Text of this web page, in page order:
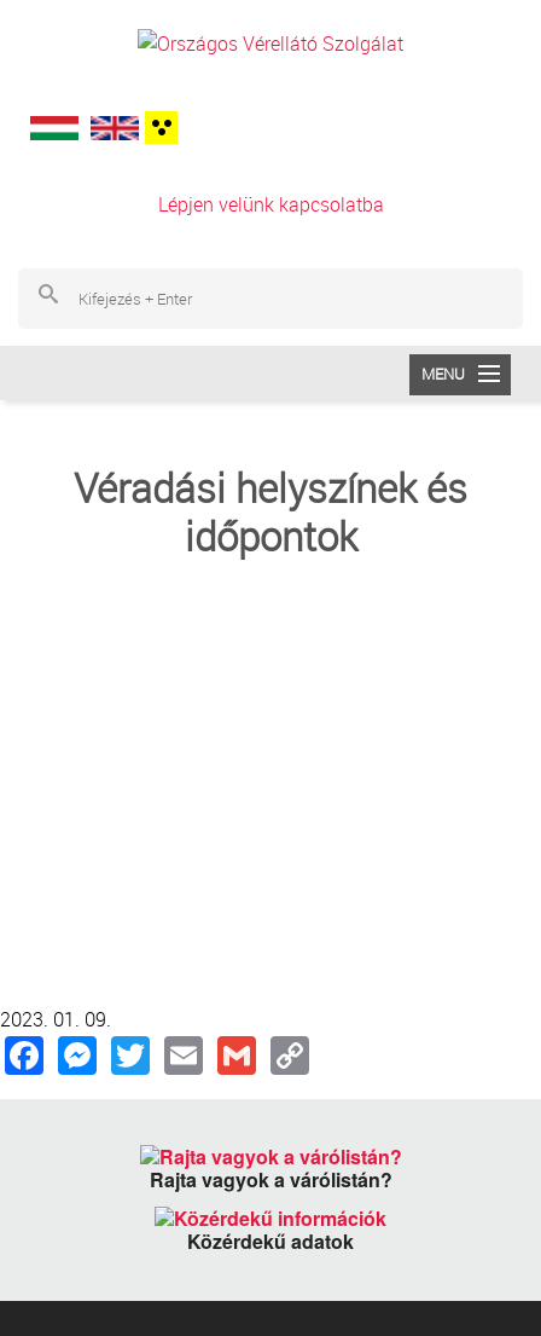
Lépjen velünk kapcsolatba
MENU
VÉRADÁS
Véradási helyszínek és
időpontok
2023. 01. 09.
Facebook
Messenger
TwitterEmailGmail
Rajta vagyok a várólistán?
Közérdekű adatok